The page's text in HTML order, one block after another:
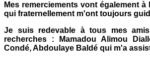
Mes remerciements vont également
qui fraternellement m'ont toujours
Je suis redevable à tous mes
recherches : Mamadou Alimou
Condé, Abdoulaye Baldé qui m'a